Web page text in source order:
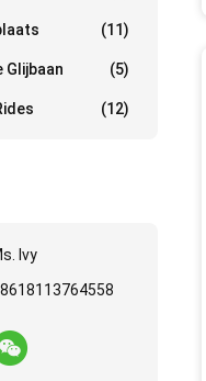
(11)
Glijbaan (5)
(12)
Ivy